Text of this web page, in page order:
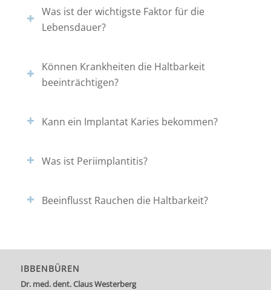
Was ist der wichtigste Faktor für die
Lebensdauer?
Können Krankheiten die Haltbarkeit
beeinträchtigen?
Kann ein Implantat Karies bekommen?
Was ist Periimplantitis?
Beeinflusst Rauchen die Haltbarkeit?
IBBENBÜREN
Dr. med. dent. Claus Westerberg